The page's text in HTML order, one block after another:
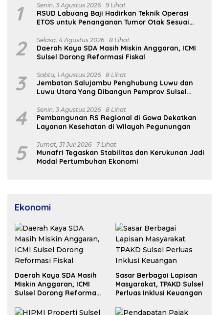
1 Senin, 3 Agustus 2026 9 Lihat
RSUD Labuang Baji Hadirkan Teknik Operasi
ETOS untuk Penanganan Tumor Otak Sesuai
2 Selasa, 4 Agustus 2026 8 Lihat
Daerah Kaya SDA Masih Miskin Anggaran, ICMI
Sulsel Dorong Reformasi Fiskal
3 Sabtu, 1 Agustus 2026 8 Lihat
Jembatan Salujambu Penghubung Luwu dan
Luwu Utara Yang Dibangun Pemprov Sulsel
4 Senin, 3 Agustus 2026 8 Lihat
Pembangunan RS Regional di Gowa Dekatkan
Layanan Kesehatan di Wilayah Pegunungan
5 Jumat, 31 Juli 2026 7 Lihat
Munafri Tegaskan Stabilitas dan Kerukunan Jadi
Modal Pertumbuhan Ekonomi
Ekonomi
Daerah Kaya SDA Masih
Miskin Anggaran, ICMI
Sulsel Dorong Reformasi
Sasar Berbagai Lapisan
Masyarakat, TPAKD Sulsel
Perluas Inklusi Keuangan